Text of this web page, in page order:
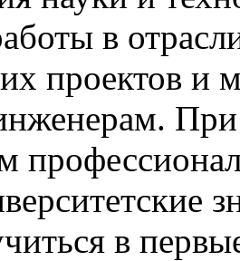
в
проектов и
При
в